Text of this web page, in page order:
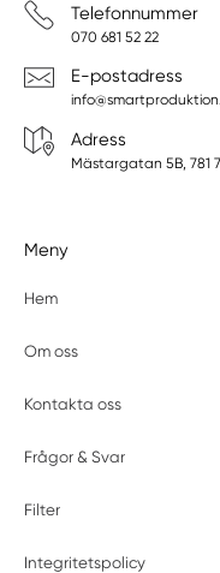
Telefonnummer
070 681 52 22
E-postadress
Adress
Mästargatan 5B, 781
Meny
Hem
Om oss
Kontakta oss
Frågor & Svar
Filter
Integritetspolicy